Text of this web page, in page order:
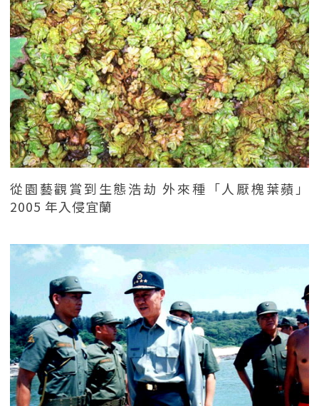
從園藝觀賞到生態浩劫 外來種「人厭槐葉蘋」
2005 年入侵宜蘭